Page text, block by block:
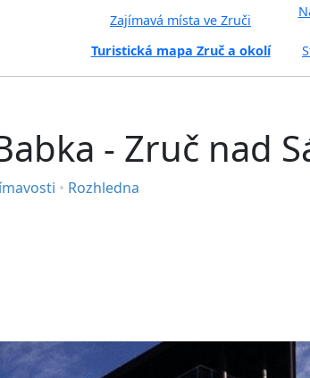
Zajímavá místa ve Zruči
Turistická mapa Zruč a okolí
- Zruč nad
• Rozhledna